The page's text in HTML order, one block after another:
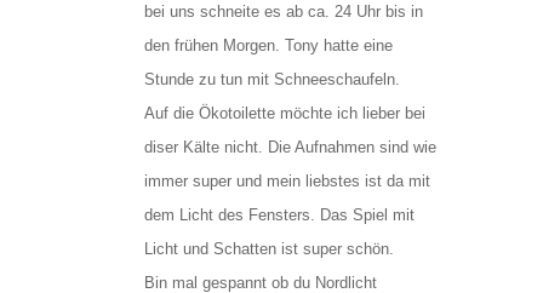
bei uns schneite es ab ca. 24 Uhr bis in
den frühen Morgen. Tony hatte eine
Stunde zu tun mit Schneeschaufeln.
Auf die Ökotoilette möchte ich lieber bei
diser Kälte nicht. Die Aufnahmen sind wie
immer super und mein liebstes ist da mit
dem Licht des Fensters. Das Spiel mit
Licht und Schatten ist super schön.
Bin mal gespannt ob du Nordlicht